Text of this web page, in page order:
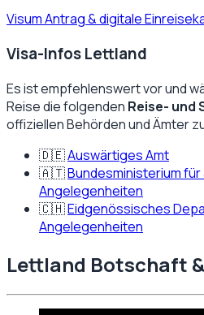
Visum Antrag & digitale
Visa-Infos Lettland
Es ist empfehlenswert vor und
Reise die folgenden Reise- und
offiziellen Behörden und Ämter
🇩🇪Auswärtiges Amt
🇦🇹Bundesministerium
Angelegenheiten
🇨🇭Eidgenössisches
Angelegenheiten
Lettland Botschaft